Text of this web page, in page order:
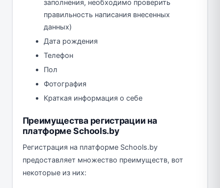
заполнения, необходимо проверить
правильность написания внесенных
данных)
Дата рождения
Телефон
Пол
Фотография
Краткая информация о себе
Преимущества регистрации на
платформе Schools.by
Регистрация на платформе Schools.by
предоставляет множество преимуществ, вот
некоторые из них: